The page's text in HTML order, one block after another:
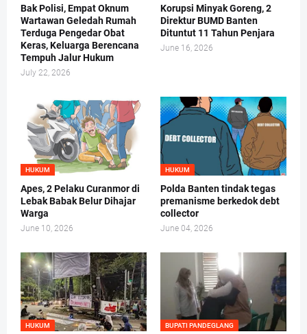
Bak Polisi, Empat Oknum
Wartawan Geledah Rumah
Terduga Pengedar Obat
Keras, Keluarga Berencana
Tempuh Jalur Hukum
July 22, 2026
Korupsi Minyak Goreng, 2
Direktur BUMD Banten
Dituntut 11 Tahun Penjara
June 16, 2026
HUKUM
Apes, 2 Pelaku Curanmor di
Lebak Babak Belur Dihajar
Warga
June 10, 2026
HUKUM
Polda Banten tindak tegas
premanisme berkedok debt
collector
June 04, 2026
HUKUM BUPATI PANDEGLANG